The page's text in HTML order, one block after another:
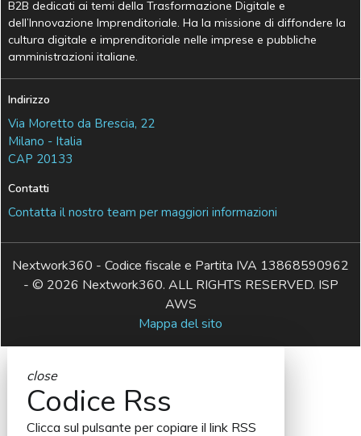
B2B dedicati ai temi della Trasformazione Digitale e
dell’Innovazione Imprenditoriale. Ha la missione di diffondere la
cultura digitale e imprenditoriale nelle imprese e pubbliche
amministrazioni italiane.
Indirizzo
Via Moretto da Brescia, 22
Milano - Italia
CAP 20133
Contatti
Contatta il nostro team per maggiori informazioni
Nextwork360 - Codice fiscale e Partita IVA 13868590962
- © 2026 Nextwork360. ALL RIGHTS RESERVED. ISP
AWS
Mappa del sito
close
Codice Rss
Clicca sul pulsante per copiare il link RSS